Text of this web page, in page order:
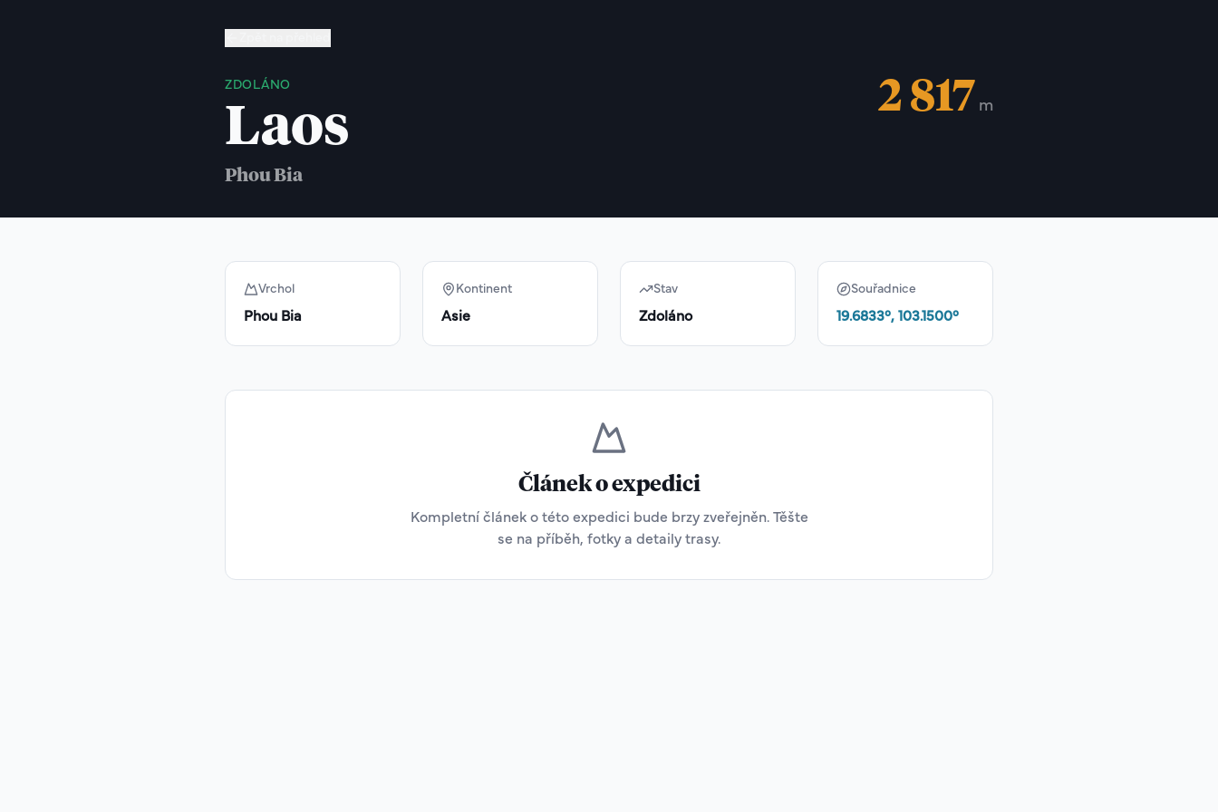
ZDOLÁNO
Laos
Phou Bia
2 817 m
Vrchol
Phou Bia
Kontinent
Asie
Stav
Zdoláno
Souřadnice
19.6833°, 103.1500°
Článek o expedici
Kompletní článek o této expedici bude brzy zveřejněn. Těšte
se na příběh, fotky a detaily trasy.